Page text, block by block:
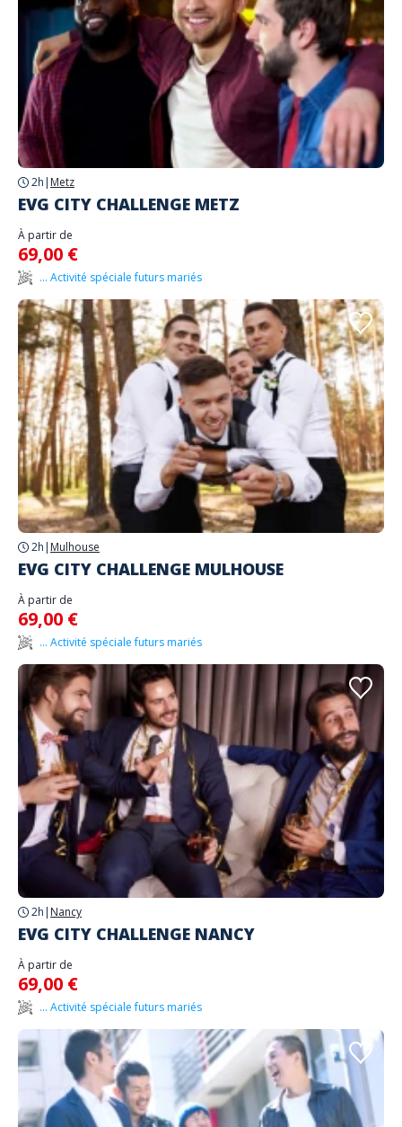
2h | Metz
EVG CITY CHALLENGE METZ
À partir de
69,00 €
... Activité spéciale futurs mariés
2h | Mulhouse
EVG CITY CHALLENGE MULHOUSE
À partir de
69,00 €
... Activité spéciale futurs mariés
2h | Nancy
EVG CITY CHALLENGE NANCY
À partir de
69,00 €
... Activité spéciale futurs mariés